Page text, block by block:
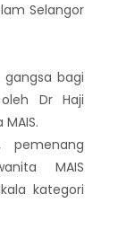
Selangor
bagi
Dr Haji
pemenang
MAIS
kategori